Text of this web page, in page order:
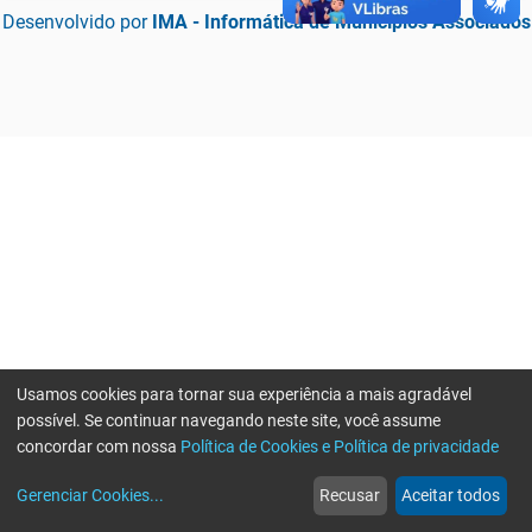
Desenvolvido por IMA - Informática de Municípios Associados
web
Notícias
more_horiz
Mais
Usamos cookies para tornar sua experiência a mais agradável
possível. Se continuar navegando neste site, você assume
concordar com nossa Política de Cookies e Política de privacidade
Gerenciar Cookies... Recusar Aceitar todos
Erro ao enviar informações, por favor tente novamente